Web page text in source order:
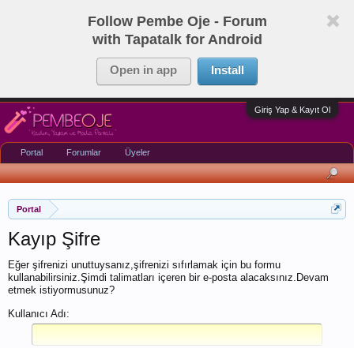
Follow Pembe Oje - Forum
with Tapatalk for Android
Open in app Install
Giriş Yap & Kayıt Ol
Portal
Kayıp Şifre
Eğer şifrenizi unuttuysanız,şifrenizi sıfırlamak için bu formu
kullanabilirsiniz.Şimdi talimatları içeren bir e-posta alacaksınız.Devam
etmek istiyormusunuz?
Kullanıcı Adı:
Portal Forumlar Üyeler